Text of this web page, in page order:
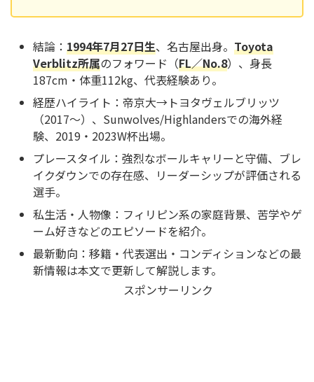
結論： 1994年7月27日生、名古屋出身。 Toyota
Verblitz所属のフォワード（FL／No.8）、身長
187cm・体重112kg、代表経験あり。
経歴ハイライト：帝京大→トヨタヴェルブリッツ
（2017〜）、Sunwolves/Highlandersでの海外経
験、2019・2023W杯出場。
プレースタイル：強烈なボールキャリーと守備、ブレ
イクダウンでの存在感、リーダーシップが評価される
選手。
私生活・人物像：フィリピン系の家庭背景、苦学やゲ
ーム好きなどのエピソードを紹介。
最新動向：移籍・代表選出・コンディションなどの最
新情報は本文で更新して解説します。
スポンサーリンク